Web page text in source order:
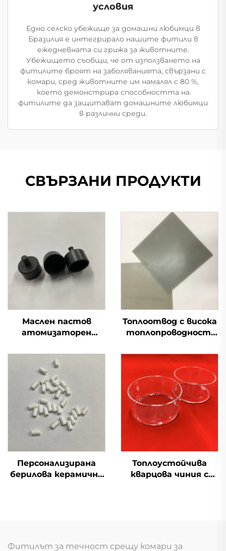
условия
Едно селско убежище за домашни любимци в
Бразилия е интегрирало нашите фитили в
ежедневната си грижа за животните.
Убежището съобщи, че от използването на
фитилите броят на заболяванията, свързани с
комари, сред животните им намалял с 80 %,
което демонстрира способността на
фитилите да защитават домашните любимци
в различни среди.
СВЪРЗАНИ ПРОДУКТИ
Маслен пастов
атомизаторен
карбид изолатор SiC
керамична чашка
Топлоотвод с висока
топлопроводност,
от AlN алуминиев
нитрид, лист
Персонализирана
берилова керамична
Топлоустойчива
кварцова чиния с
Фитилът за течност срещу комари за